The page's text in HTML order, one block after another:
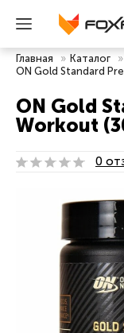
Главная » Каталог »
ON Gold Standard
ON Gold
Workout
0